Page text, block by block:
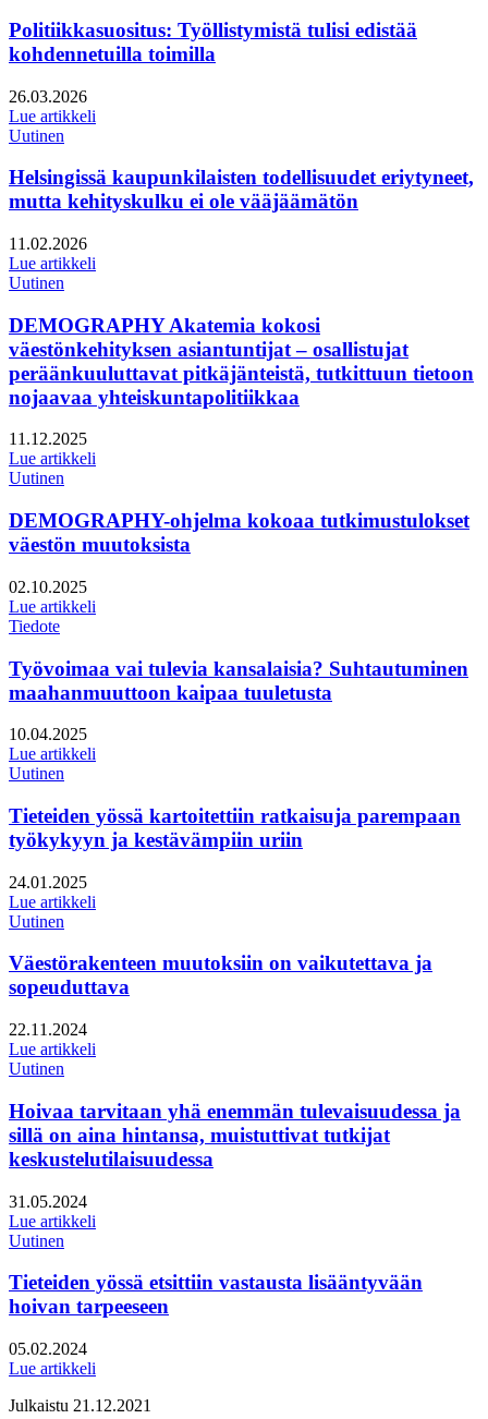
Politiikkasuositus: Työllistymistä tulisi edistää
kohdennetuilla toimilla
Julkaistu:
26.03.2026
Lue artikkeli
Uutinen
Helsingissä kaupunkilaisten todellisuudet eriytyneet,
mutta kehityskulku ei ole vääjäämätön
Julkaistu:
11.02.2026
Lue artikkeli
Uutinen
DEMOGRAPHY Akatemia kokosi
väestönkehityksen asiantuntijat – osallistujat
peräänkuuluttavat pitkäjänteistä, tutkittuun tietoon
nojaavaa yhteiskuntapolitiikkaa
Julkaistu:
11.12.2025
Lue artikkeli
Uutinen
DEMOGRAPHY-ohjelma kokoaa tutkimustulokset
väestön muutoksista
Julkaistu:
02.10.2025
Lue artikkeli
Tiedote
Työvoimaa vai tulevia kansalaisia? Suhtautuminen
maahanmuuttoon kaipaa tuuletusta
Julkaistu:
10.04.2025
Lue artikkeli
Uutinen
Tieteiden yössä kartoitettiin ratkaisuja parempaan
työkykyyn ja kestävämpiin uriin
Julkaistu:
24.01.2025
Lue artikkeli
Uutinen
Väestörakenteen muutoksiin on vaikutettava ja
sopeuduttava
Julkaistu:
22.11.2024
Lue artikkeli
Uutinen
Hoivaa tarvitaan yhä enemmän tulevaisuudessa ja
sillä on aina hintansa, muistuttivat tutkijat
keskustelutilaisuudessa
Julkaistu:
31.05.2024
Lue artikkeli
Uutinen
Tieteiden yössä etsittiin vastausta lisääntyvään
hoivan tarpeeseen
Julkaistu:
05.02.2024
Lue artikkeli
Julkaistu 21.12.2021